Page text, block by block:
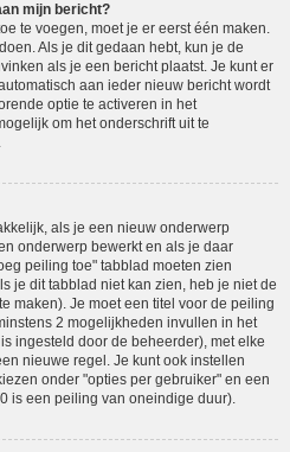
mijn bericht?
te voegen, moet je er eerst één maken.
Als je dit gedaan hebt, kun je de
als je een bericht plaatst. Je kunt er
aan ieder nieuw bericht wordt
optie te activeren in het
om het onderschrift uit te
als je een nieuw onderwerp
onderwerp bewerkt en als je daar
peiling toe" tabblad moeten zien
je dit tabblad niet kan zien, heb je niet de
maken). Je moet een titel voor de peiling
2 mogelijkheden invullen in het
ingesteld door de beheerder), met elke
nieuwe regel. Je kunt ook instellen
onder "opties per gebruiker" en een
is een peiling van oneindige duur).